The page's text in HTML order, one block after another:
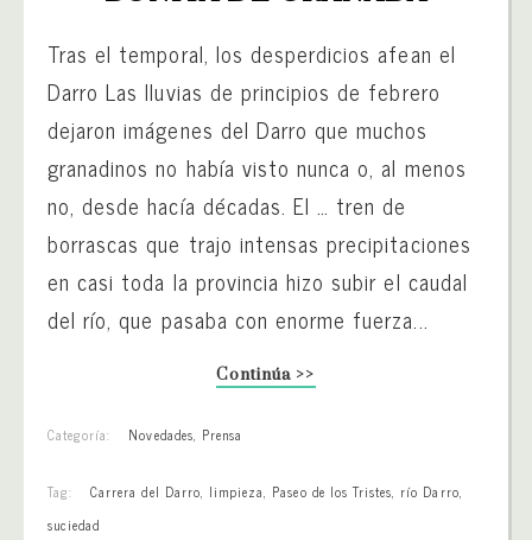
Tras el temporal, los desperdicios afean el
Darro Las lluvias de principios de febrero
dejaron imágenes del Darro que muchos
granadinos no había visto nunca o, al menos
no, desde hacía décadas. El … tren de
borrascas que trajo intensas precipitaciones
en casi toda la provincia hizo subir el caudal
del río, que pasaba con enorme fuerza...
Continúa >>
Categoría: Novedades, Prensa
Tag: Carrera del Darro, limpieza, Paseo de los Tristes, río Darro,
suciedad